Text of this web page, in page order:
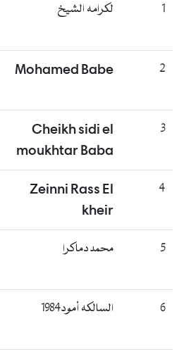
لكرامه الشيخ
Mohamed Babe
Cheikh sidi el
moukhtar Baba
Zeinni Rass El
kheir
محمد دماكرا
السالكه أمود1984